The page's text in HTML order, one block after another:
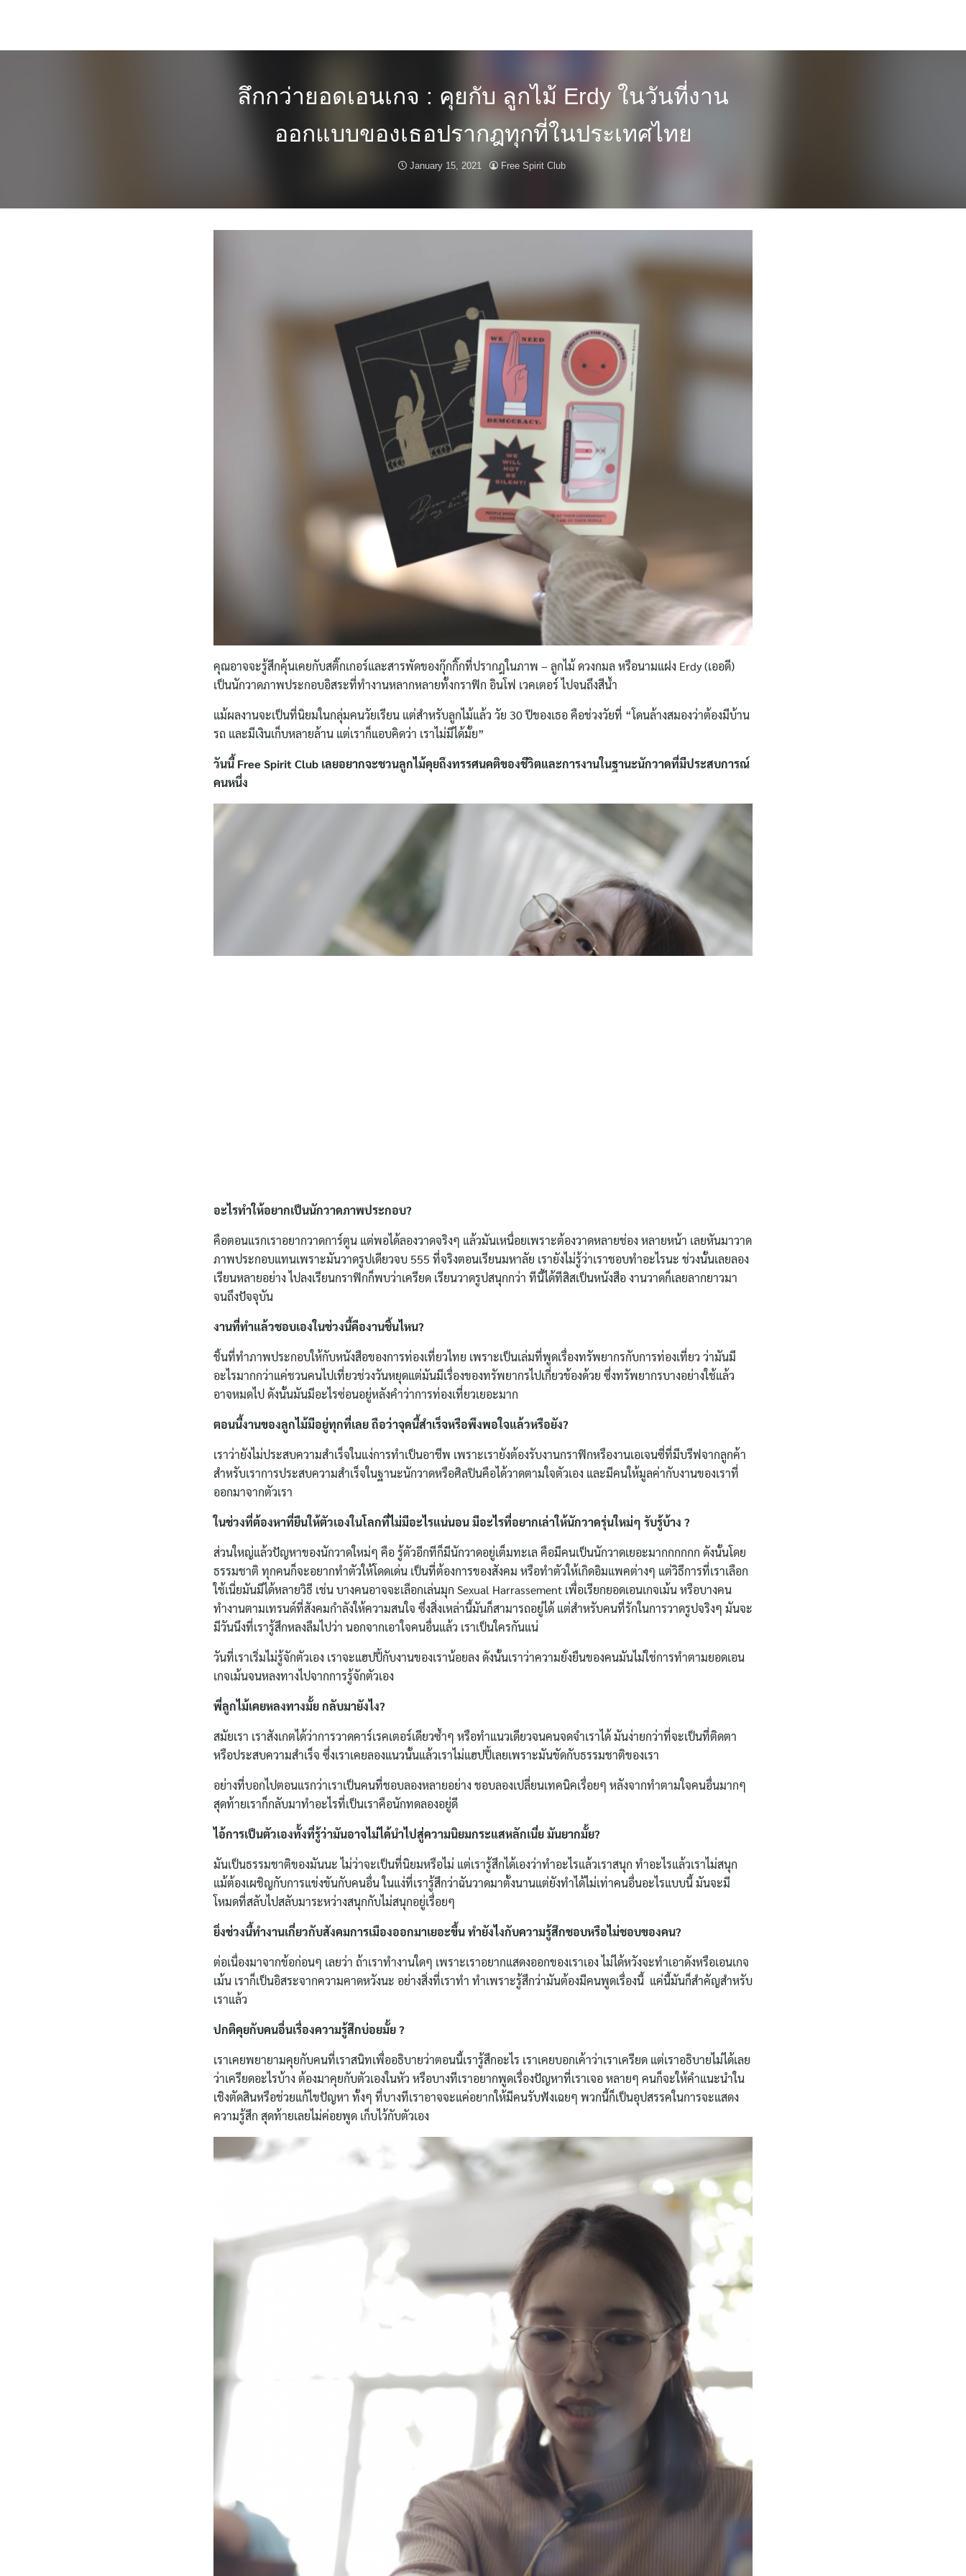
Search
ลึกกว่ายอดเอนเกจ : คุยกับ ลูกไม้ Erdy ในวันที่งาน
ออกแบบของเธอปรากฎทุกที่ในประเทศไทย
January 15, 2021 Free Spirit Club
คุณอาจจะรู้สึกคุ้นเคยกับสติ๊กเกอร์และสารพัดของกุ๊กกิ๊กที่ปรากฎในภาพ – ลูกไม้ ดวงกมล หรือนามแฝง Erdy (เออดี)
เป็นนักวาดภาพประกอบอิสระที่ทำงานหลากหลายทั้งกราฟิก อินโฟ เวคเตอร์ ไปจนถึงสีน้ำ
แม้ผลงานจะเป็นที่นิยมในกลุ่มคนวัยเรียน แต่สำหรับลูกไม้แล้ว วัย 30 ปีของเธอ คือช่วงวัยที่ “โดนล้างสมองว่าต้องมีบ้าน
รถ และมีเงินเก็บหลายล้าน แต่เราก็แอบคิดว่า เราไม่มีได้มั้ย”
วันนี้ Free Spirit Club เลยอยากจะชวนลูกไม้คุยถึงทรรศนคติของชีวิตและการงานในฐานะนักวาดที่มีประสบการณ์
คนหนึ่ง
อะไรทำให้อยากเป็นนักวาดภาพประกอบ?
คือตอนแรกเราอยากวาดการ์ตูน แต่พอได้ลองวาดจริงๆ แล้วมันเหนื่อยเพราะต้องวาดหลายช่อง หลายหน้า เลยหันมาวาด
ภาพประกอบแทนเพราะมันวาดรูปเดียวจบ 555 ที่จริงตอนเรียนมหาลัย เรายังไม่รู้ว่าเราชอบทำอะไรนะ ช่วงนั้นเลยลอง
เรียนหลายอย่าง ไปลงเรียนกราฟิกก็พบว่าเครียด เรียนวาดรูปสนุกกว่า ทีนี้ได้ทีสิสเป็นหนังสือ งานวาดก็เลยลากยาวมา
จนถึงปัจจุบัน
งานที่ทำแล้วชอบเองในช่วงนี้คืองานชิ้นไหน?
ชิ้นที่ทำภาพประกอบให้กับหนังสือของการท่องเที่ยวไทย เพราะเป็นเล่มที่พูดเรื่องทรัพยากรกับการท่องเที่ยว ว่ามันมี
อะไรมากกว่าแค่ชวนคนไปเที่ยวช่วงวันหยุดแต่มันมีเรื่องของทรัพยากรไปเกี่ยวข้องด้วย ซึ่งทรัพยากรบางอย่างใช้แล้ว
อาจหมดไป ดังนั้นมันมีอะไรซ่อนอยู่หลังคำว่าการท่องเที่ยวเยอะมาก
ตอนนี้งานของลูกไม้มีอยู่ทุกที่เลย ถือว่าจุดนี้สำเร็จหรือพึงพอใจแล้วหรือยัง?
เราว่ายังไม่ประสบความสำเร็จในแง่การทำเป็นอาชีพ เพราะเรายังต้องรับงานกราฟิกหรืองานเอเจนซี่ที่มีบรีฟจากลูกค้า
สำหรับเราการประสบความสำเร็จในฐานะนักวาดหรือศิลปินคือได้วาดตามใจตัวเอง และมีคนให้มูลค่ากับงานของเราที่
ออกมาจากตัวเรา
ในช่วงที่ต้องหาที่ยืนให้ตัวเองในโลกที่ไม่มีอะไรแน่นอน มีอะไรที่อยากเล่าให้นักวาดรุ่นใหม่ๆ รับรู้บ้าง ?
ส่วนใหญ่แล้วปัญหาของนักวาดใหม่ๆ คือ รู้ตัวอีกทีก็มีนักวาดอยู่เต็มทะเล คือมีคนเป็นนักวาดเยอะมากกกกกก ดังนั้นโดย
ธรรมชาติ ทุกคนก็จะอยากทำตัวให้โดดเด่น เป็นที่ต้องการของสังคม หรือทำตัวให้เกิดอิมแพคต่างๆ แต่วิธีการที่เราเลือก
ใช้เนี่ยมันมีได้หลายวิธี เช่น บางคนอาจจะเลือกเล่นมุก Sexual Harrassement เพื่อเรียกยอดเอนเกจเม้น หรือบางคน
ทำงานตามเทรนด์ที่สังคมกำลังให้ความสนใจ ซึ่งสิ่งเหล่านี้มันก็สามารถอยู่ได้ แต่สำหรับคนที่รักในการวาดรูปจริงๆ มันจะ
มีวันนึงที่เรารู้สึกหลงลืมไปว่า นอกจากเอาใจคนอื่นแล้ว เราเป็นใครกันแน่
วันที่เราเริ่มไม่รู้จักตัวเอง เราจะแฮปปี้กับงานของเราน้อยลง ดังนั้นเราว่าความยั่งยืนของคนมันไม่ใช่การทำตามยอดเอน
เกจเม้นจนหลงทางไปจากการรู้จักตัวเอง
พี่ลูกไม้เคยหลงทางมั้ย กลับมายังไง?
สมัยเรา เราสังเกตได้ว่าการวาดคาร์เรคเตอร์เดียวซ้ำๆ หรือทำแนวเดียวจนคนจดจำเราได้ มันง่ายกว่าที่จะเป็นที่ติดตา
หรือประสบความสำเร็จ ซึ่งเราเคยลองแนวนั้นแล้วเราไม่แฮปปี้เลยเพราะมันขัดกับธรรมชาติของเรา
อย่างที่บอกไปตอนแรกว่าเราเป็นคนที่ชอบลองหลายอย่าง ชอบลองเปลี่ยนเทคนิคเรื่อยๆ หลังจากทำตามใจคนอื่นมากๆ
สุดท้ายเราก็กลับมาทำอะไรที่เป็นเราคือนักทดลองอยู่ดี
ไอ้การเป็นตัวเองทั้งที่รู้ว่ามันอาจไม่ได้นำไปสู่ความนิยมกระแสหลักเนี่ย มันยากมั้ย?
มันเป็นธรรมชาติของมันนะ ไม่ว่าจะเป็นที่นิยมหรือไม่ แต่เรารู้สึกได้เองว่าทำอะไรแล้วเราสนุก ทำอะไรแล้วเราไม่สนุก
แม้ต้องเผชิญกับการแข่งขันกับคนอื่น ในแง่ที่เรารู้สึกว่าฉันวาดมาตั้งนานแต่ยังทำได้ไม่เท่าคนอื่นอะไรแบบนี้ มันจะมี
โหมดที่สลับไปสลับมาระหว่างสนุกกับไม่สนุกอยู่เรื่อยๆ
ยิ่งช่วงนี้ทำงานเกี่ยวกับสังคมการเมืองออกมาเยอะขึ้น ทำยังไงกับความรู้สึกชอบหรือไม่ชอบของคน?
ต่อเนื่องมาจากข้อก่อนๆ เลยว่า ถ้าเราทำงานใดๆ เพราะเราอยากแสดงออกของเราเอง ไม่ได้หวังจะทำเอาดังหรือเอนเกจ
เม้น เราก็เป็นอิสระจากความคาดหวังนะ อย่างสิ่งที่เราทำ ทำเพราะรู้สึกว่ามันต้องมีคนพูดเรื่องนี้ แค่นี้มันก็สำคัญสำหรับ
เราแล้ว
ปกติคุยกับคนอื่นเรื่องความรู้สึกบ่อยมั้ย ?
เราเคยพยายามคุยกับคนที่เราสนิทเพื่ออธิบายว่าตอนนี้เรารู้สึกอะไร เราเคยบอกเค้าว่าเราเครียด แต่เราอธิบายไม่ได้เลย
ว่าเครียดอะไรบ้าง ต้องมาคุยกับตัวเองในหัว หรือบางทีเราอยากพูดเรื่องปัญหาที่เราเจอ หลายๆ คนก็จะให้คำแนะนำใน
เชิงตัดสินหรือช่วยแก้ไขปัญหา ทั้งๆ ที่บางทีเราอาจจะแค่อยากให้มีคนรับฟังเฉยๆ พวกนี้ก็เป็นอุปสรรคในการจะแสดง
ความรู้สึก สุดท้ายเลยไม่ค่อยพูด เก็บไว้กับตัวเอง